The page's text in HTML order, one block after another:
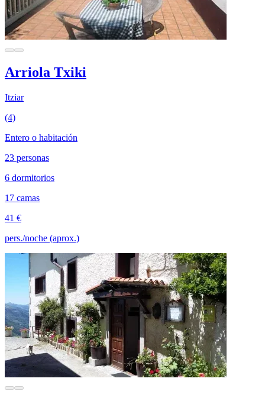
Arriola Txiki
Itziar
(4)
Entero o habitación
23 personas
6 dormitorios
17 camas
41 €
pers./noche (aprox.)